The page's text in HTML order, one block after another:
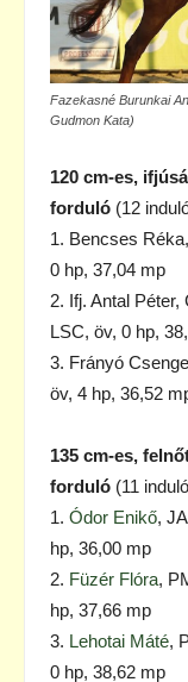
Fazekasné Burunkai
Gudmon Kata)
120 cm-es,
forduló (12
1. Bencses
0 hp, 37,04 mp
2. Ifj. Antal
LSC, öv, 0 hp,
3. Frányó
öv, 4 hp, 36,52
135 cm-es,
forduló (11
1. Ódor Enikő,
hp, 36,00 mp
2. Füzér Flóra,
hp, 37,66 mp
3. Lehotai Máté,
0 hp, 38,62 mp